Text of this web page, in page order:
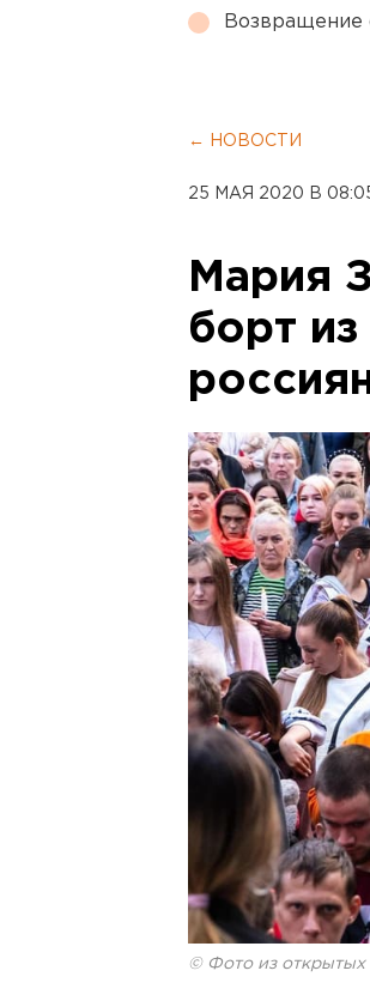
Возвращение
← НОВОСТИ
25 МАЯ 2020 В
Мария
борт
© Фото из открытых